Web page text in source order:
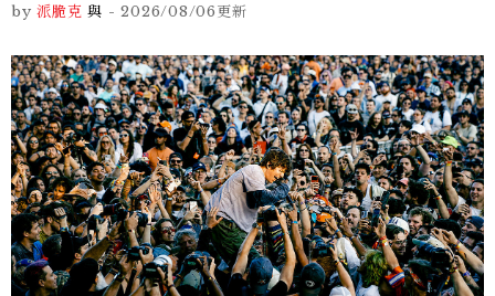
by 派脆克 與 -2026/08/06更新